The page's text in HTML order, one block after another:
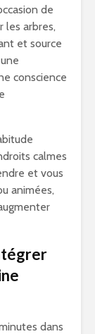
de
les arbres,
et source
conscience
calmes
et vous
animées,
dans